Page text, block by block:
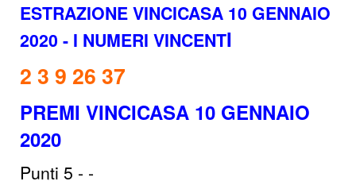
ESTRAZIONE VINCICASA 10 GENNAIO
2020 - I NUMERI VINCENTI
2 3 9 26 37
PREMI VINCICASA 10 GENNAIO
2020
Punti 5 - -